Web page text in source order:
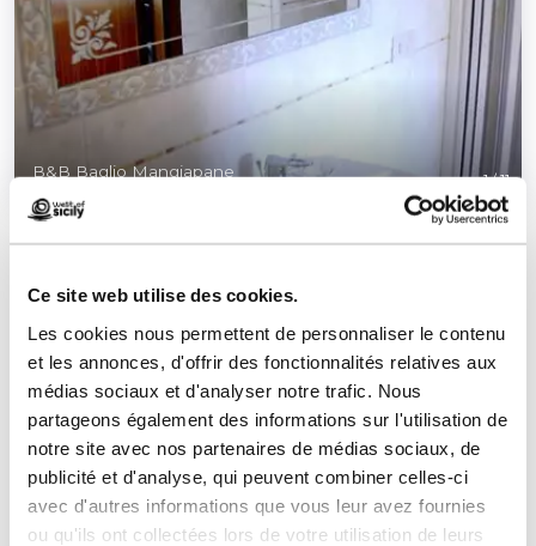
Ce site web utilise des cookies.
Les cookies nous permettent de personnaliser le contenu
et les annonces, d'offrir des fonctionnalités relatives aux
médias sociaux et d'analyser notre trafic. Nous
partageons également des informations sur l'utilisation de
notre site avec nos partenaires de médias sociaux, de
publicité et d'analyse, qui peuvent combiner celles-ci
avec d'autres informations que vous leur avez fournies
ou qu'ils ont collectées lors de votre utilisation de leurs
Contacts:
via Bologna, 30
Custonaci
Téléphone 3470565561
E-mailinfo@bagliomangiapane.it
Site web
B&B Baglio Mangiapane 1/11